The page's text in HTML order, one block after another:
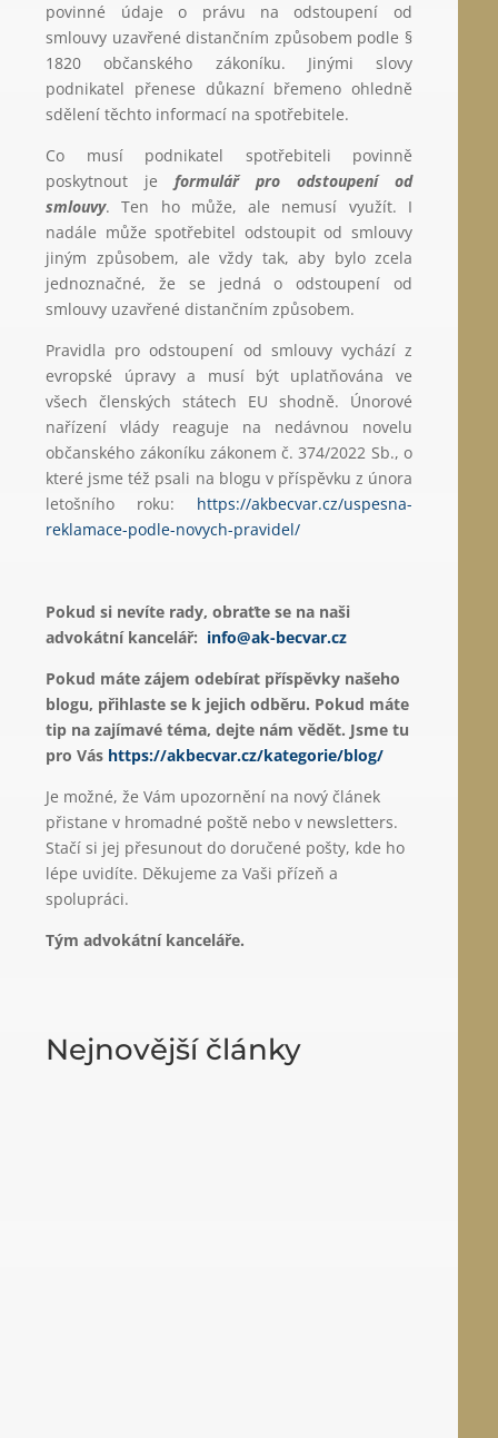
povinné údaje o právu na odstoupení od
smlouvy uzavřené distančním způsobem podle §
1820 občanského zákoníku. Jinými slovy
podnikatel přenese důkazní břemeno ohledně
sdělení těchto informací na spotřebitele.
Co musí podnikatel spotřebiteli povinně
poskytnout jeformulář pro odstoupení od
smlouvy. Ten ho může, ale nemusí využít. I
nadále může spotřebitel odstoupit od smlouvy
jiným způsobem, ale vždy tak, aby bylo zcela
jednoznačné, že se jedná o odstoupení od
smlouvy uzavřené distančním způsobem.
Pravidla pro odstoupení od smlouvy vychází z
evropské úpravy a musí být uplatňována ve
všech členských státech EU shodně. Únorové
nařízení vlády reaguje na nedávnou novelu
občanského zákoníku zákonem č. 374/2022 Sb., o
které jsme též psali na blogu v příspěvku z února
letošního roku: https://akbecvar.cz/uspesna-
reklamace-podle-novych-pravidel/
Pokud si nevíte rady, obraťte se na naši
advokátní kancelář: info@ak-becvar.cz
Pokud máte zájem odebírat příspěvky našeho
blogu, přihlaste se k jejich odběru. Pokud máte
tip na zajímavé téma, dejte nám vědět. Jsme tu
pro Vás https://akbecvar.cz/kategorie/blog/
Je možné, že Vám upozornění na nový článek
přistane v hromadné poště nebo v newsletters.
Stačí si jej přesunout do doručené pošty, kde ho
lépe uvidíte. Děkujeme za Vaši přízeň a
spolupráci.
Tým advokátní kanceláře.
Nejnovější články